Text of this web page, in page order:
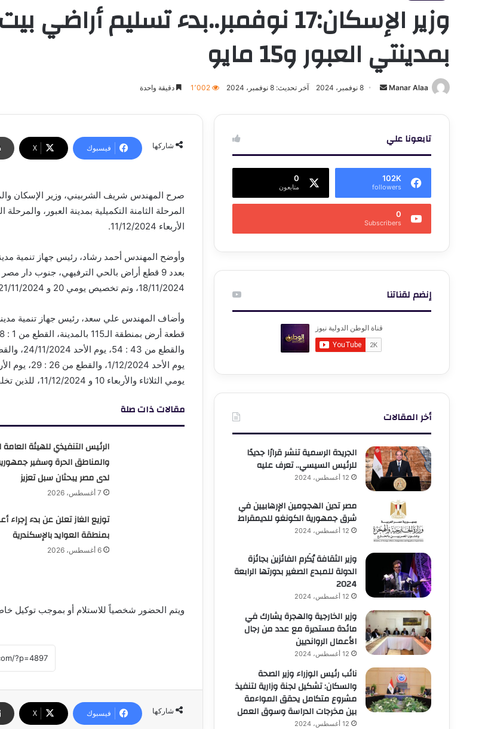
وزير الإسكان:17 نوفمبر..بدء تسليم
بمدينتي العبور و15 مايو
Manar Alaa
أرسل
إلكترونيا
8 نوفمبر، 2024 آخر تحديث: 8 نوفمبر، 2024 1٬002 دقيقة واحدة
شاركها فيسبوك ‫X
صرح المهندس شريف الشربيني، وزير الإسكان
الأربعاء 11/12/2024.
وأوضح المهندس أحمد رشاد، رئيس جهاز تنمية
18/11/2024، وتم تخصيص يومي 20 و 21/11/2024، للذين تخلفوا عن الاستلام.
يومي الثلاثاء والأربعاء 10 و 11/12/2024، للذين تخلفوا عن الاستلام.
مقالات ذات صلة
الرئيس التنفيذي للهيئة العامة
والمناطق الحرة وسفير
لدى مصر يبحثان سبل تعزيز
7 أغسطس، 2026
توزيع الغاز تعلن عن بدء إجراء
بمنطقة العوايد بالإسكندرية
6 أغسطس، 2026
ويتم الحضور شخصياً للاستلام أو بموجب توكيل
شاركها فيسبوك ‫X
تابعونا علي
102K
followers
0
متابعون
0
Subscribers
إنضم لقناتنا
أخر المقالات
الجريدة الرسمية تنشر قرارًا جديدًا
للرئيس السيسي.. تعرف عليه
12 أغسطس، 2024
مصر تدين الهجومين الإرهابيين في
شرق جمهورية الكونغو للديمقراط
12 أغسطس، 2024
وزير الثقافة يُكَرم الفائزين بجائزة
الدولة للمبدع الصغير بدورتها الرابعة
2024
12 أغسطس، 2024
وزير الخارجية والهجرة يشارك في
مائدة مستديرة مع عدد من رجال
الأعمال الروانديين
12 أغسطس، 2024
نائب رئيس الوزراء وزير الصحة
والسكان: تشكيل لجنة وزارية لتنفيذ
مشروع متكامل يحقق المواءمة
بين مخرجات الدراسة وسوق العمل
12 أغسطس، 2024